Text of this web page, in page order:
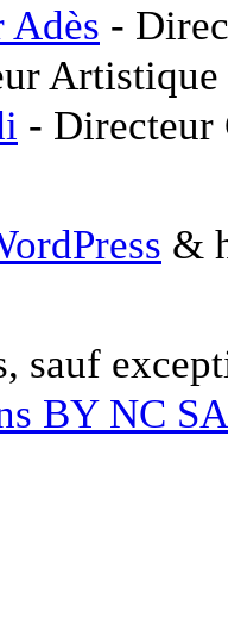
-
-
&
sauf
BY NC SA